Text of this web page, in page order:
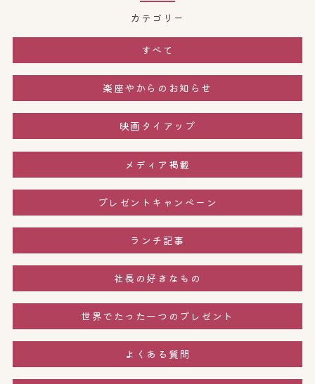
カテゴリー
すべて
楽座やからのお知らせ
映画タイアップ
メディア掲載
プレゼントキャンペーン
ランチ記事
社長の好きなもの
世界でたった一つのプレゼント
よくある質問